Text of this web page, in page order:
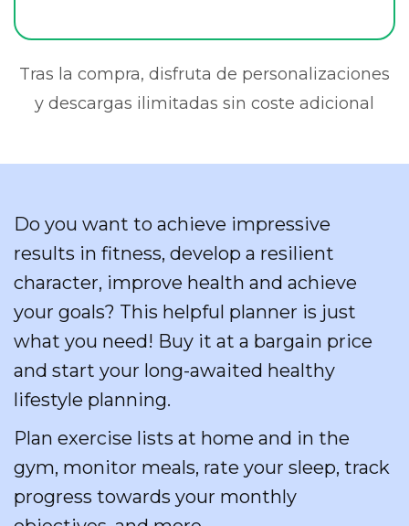
Tras la compra, disfruta de personalizaciones
y descargas ilimitadas sin coste adicional
Do you want to achieve impressive
results in fitness, develop a resilient
character, improve health and achieve
your goals? This helpful planner is just
what you need! Buy it at a bargain price
and start your long-awaited healthy
lifestyle planning.
Plan exercise lists at home and in the
gym, monitor meals, rate your sleep, track
progress towards your monthly